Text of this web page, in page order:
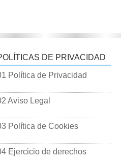
DE PRIVACIDAD
Política de Privacidad
Aviso Legal
Política de Cookies
Ejercicio de derechos